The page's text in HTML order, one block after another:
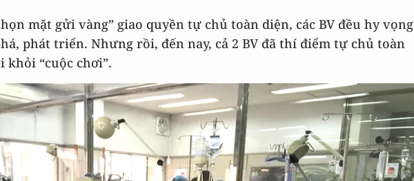
mặt gửi vàng” giao quyền tự chủ toàn diện, các BV đều hy vọng
phát triển. Nhưng rồi, đến nay, cả 2 BV đã thí điểm tự chủ toàn
“cuộc chơi”.